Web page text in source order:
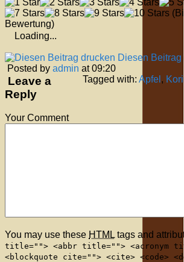
Bewertung)
Loading...
Diesen Beitrag
Posted by admin at 09:20
Tagged with: Apfel ,
Leave a
Reply
Your Comment
You may use these HTML tags and
title=""> <abbr title=""> <acronym
<blockquote cite=""> <cite> <code>